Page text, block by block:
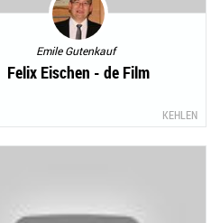
Emile Gutenkauf
Felix Eischen - de Film
KEHLEN